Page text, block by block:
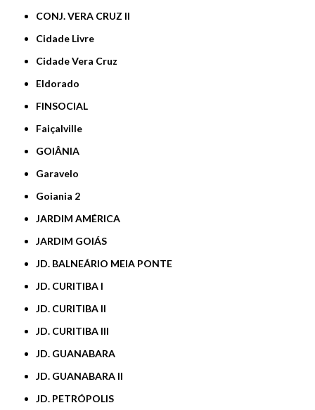
CONJ. VERA CRUZ II
Cidade Livre
Cidade Vera Cruz
Eldorado
FINSOCIAL
Faiçalville
GOIÂNIA
Garavelo
Goiania 2
JARDIM AMÉRICA
JARDIM GOIÁS
JD. BALNEÁRIO MEIA PONTE
JD. CURITIBA I
JD. CURITIBA II
JD. CURITIBA III
JD. GUANABARA
JD. GUANABARA II
JD. PETRÓPOLIS